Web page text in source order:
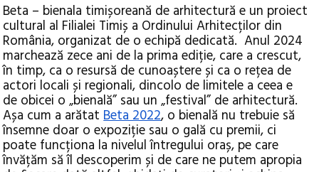
Beta – bienala timișoreană de arhitectură e un proiect
cultural al Filialei Timiș a Ordinului Arhitecților din
România, organizat de o echipă dedicată.Anul 2024
marchează zece ani de la prima ediție, care a crescut,
în timp, ca o resursă de cunoaștere și ca o rețea de
actori locali și regionali, dincolo de limitele a ceea e
de obicei o „bienală” sau un „festival” de arhitectură.
Așa cum a arătatBeta 2022, o bienală nu trebuie să
însemne doar o expoziție sau o gală cu premii, ci
poate funcționa la nivelul întregului oraș, pe care
învățăm să îl descoperim și de care ne putem apropia